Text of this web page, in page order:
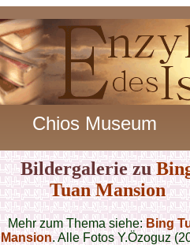
Chios Museum
Bildergalerie zu
Tuan Mansion
Mehr zum Thema siehe:Bing
Mansion. Alle Fotos Y.Özoguz